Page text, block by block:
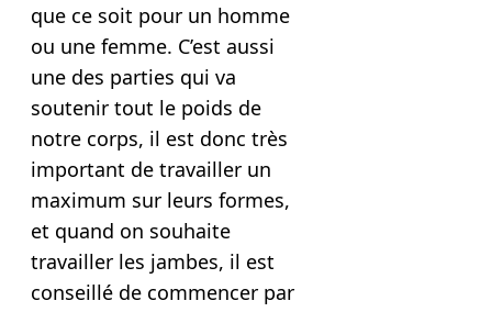
que ce soit pour un homme
ou une femme. C’est aussi
une des parties qui va
soutenir tout le poids de
notre corps, il est donc très
important de travailler un
maximum sur leurs formes,
et quand on souhaite
travailler les jambes, il est
conseillé de commencer par